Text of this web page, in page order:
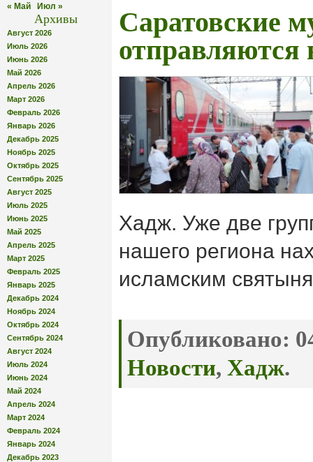
« Май Июл »
Архивы
Август 2026
Июль 2026
Июнь 2026
Май 2026
Апрель 2026
Март 2026
Февраль 2026
Январь 2026
Декабрь 2025
Ноябрь 2025
Октябрь 2025
Сентябрь 2025
Август 2025
Июль 2025
Июнь 2025
Май 2025
Апрель 2025
Март 2025
Февраль 2025
Январь 2025
Декабрь 2024
Ноябрь 2024
Октябрь 2024
Сентябрь 2024
Август 2024
Июль 2024
Июнь 2024
Май 2024
Апрель 2024
Март 2024
Февраль 2024
Январь 2024
Декабрь 2023
Саратовские
отправляются
Хадж. Уже две
нашего региона
исламским
Опубликовано:
Новости, Хадж.